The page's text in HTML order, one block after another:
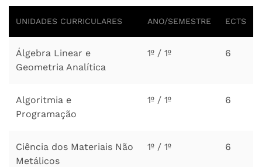
UNIDADES CURRICULARES ANO/SEMESTRE ECTS
Álgebra Linear e
Geometria Analítica
1º / 1º 6
Algoritmia e
Programação
1º / 1º 6
Ciência dos Materiais Não
Metálicos
1º / 1º 6